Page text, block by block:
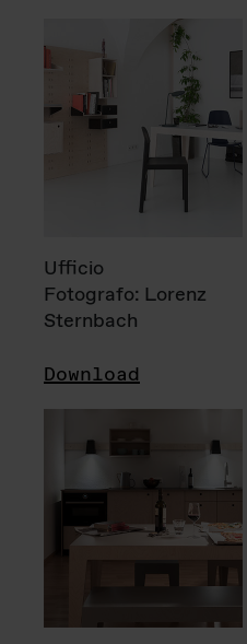
Ufficio
Fotografo: Lorenz
Sternbach
Download